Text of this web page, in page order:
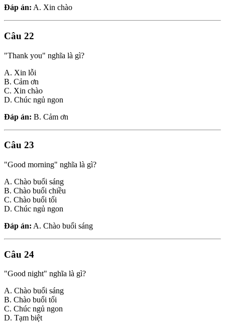
Đáp án: A. Xin chào
Câu 22
"Thank you" nghĩa là gì?
A. Xin lỗi
B. Cảm ơn
C. Xin chào
D. Chúc ngủ ngon
Đáp án: B. Cảm ơn
Câu 23
"Good morning" nghĩa là gì?
A. Chào buổi sáng
B. Chào buổi chiều
C. Chào buổi tối
D. Chúc ngủ ngon
Đáp án: A. Chào buổi sáng
Câu 24
"Good night" nghĩa là gì?
A. Chào buổi sáng
B. Chào buổi tối
C. Chúc ngủ ngon
D. Tạm biệt